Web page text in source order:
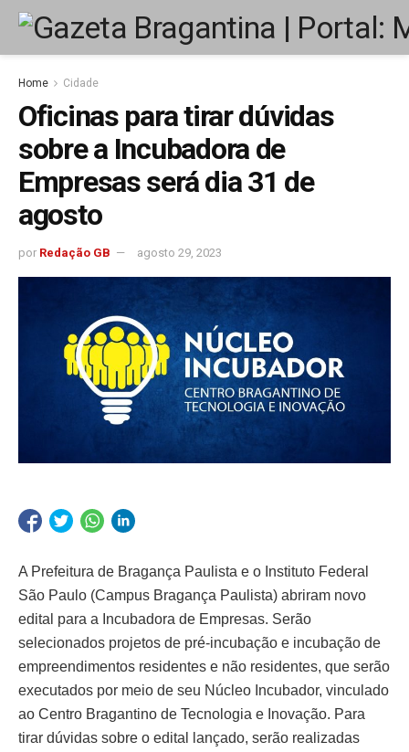
Home Cidade
Oficinas para tirar dúvidas
sobre a Incubadora de
Empresas será dia 31 de
agosto
por Redação GB agosto 29, 2023
A Prefeitura de Bragança Paulista e o Instituto Federal
São Paulo (Campus Bragança Paulista) abriram novo
edital para a Incubadora de Empresas. Serão
selecionados projetos de pré-incubação e incubação de
empreendimentos residentes e não residentes, que serão
executados por meio de seu Núcleo Incubador, vinculado
ao Centro Bragantino de Tecnologia e Inovação. Para
tirar dúvidas sobre o edital lançado, serão realizadas